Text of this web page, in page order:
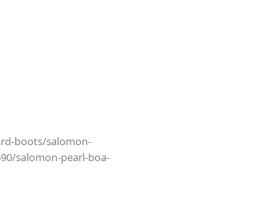
boots/salomon-
salomon-pearl-boa-